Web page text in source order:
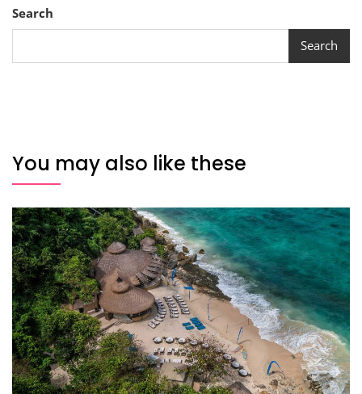
Search
Search
You may also like these